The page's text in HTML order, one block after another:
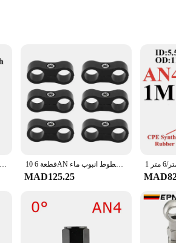
Fitting Aluminum 2PCS set is a must-have
your fuel rail and EFI components, ensuring
choice for those seeking both strength and
fittings are designed for ease of use. The
in no time. The set includes two fittings,
are a versatile addition to any fuel system
purchase, making it an excellent option for
ensuring that they will perform
خرطوم فرامل السباق PTFE المضفر من الفولاذ المقاوم للصدأ ، أنبوب خط تبريد الزيت ، تجهيزات دوارة ، أنبوب نايلون ، وقود ، AN6 ، 6AN ، E85 ، 1-6 م 10 قطعة 6AN خرطوم فاصل المشبك سبائك الألومنيوم الوقود خط فاصل ل 3/8 النفط الوقود الفرامل خطوط انبوب ماء
MAD125.25